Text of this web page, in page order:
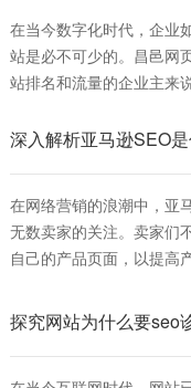
在当今数字化时代，企业
站是必不可少的。昌邑网
站排名和流量的企业主来
页优化服务。 首先，网页优化是指通过一系列技术手段和策略，使得
在网络营销的浪潮中，亚
无数卖家的关注。卖家们
自己的产品页面，以提高
念及其在推广中的重要性。 首先，我们来了解什么是亚马逊
SEO（Search Engine